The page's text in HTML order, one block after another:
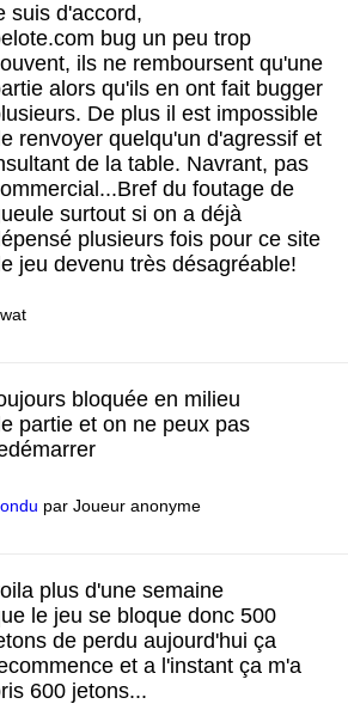
suis d'accord,
bug un peu trop
ils ne remboursent qu'une
alors qu'ils en ont fait bugger
De plus il est impossible
renvoyer quelqu'un d'agressif et
de la table. Navrant, pas
du foutage de
surtout si on a déjà
plusieurs fois pour ce site
jeu devenu très désagréable!
bloquée en milieu
partie et on ne peux pas
par Joueur anonyme
plus d'une semaine
le jeu se bloque donc 500
de perdu aujourd'hui ça
et a l'instant ça m'a
600 jetons...